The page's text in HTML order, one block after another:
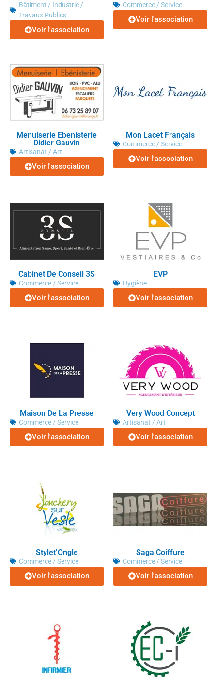
Bâtiment / Industrie /
Travaux Publics
Voir l'association
Commerce / Service
Voir l'association
Menuiserie Ebenisterie
Didier Gauvin
Artisanat / Art
Voir l'association
Mon Lacet Français
Commerce / Service
Voir l'association
Cabinet De Conseil 3S
Commerce / Service
Voir l'association
EVP
Hygiène
Voir l'association
Maison De La Presse
Commerce / Service
Voir l'association
Very Wood Concept
Artisanat / Art
Voir l'association
Stylet’Ongle
Commerce / Service
Voir l'association
Saga Coiffure
Commerce / Service
Voir l'association